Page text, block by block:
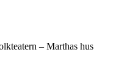
– Marthas hus